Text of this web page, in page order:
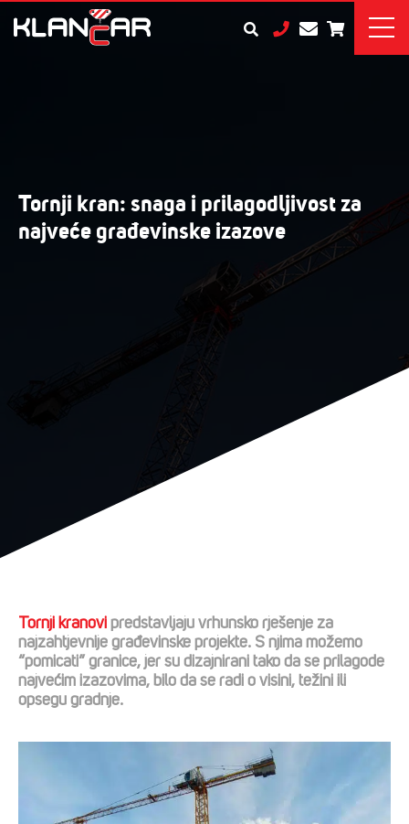
Tornji kran: snaga i prilagodljivost za
najveće građevinske izazove
Tornji kranovi predstavljaju vrhunsko rješenje za
najzahtjevnije građevinske projekte. S njima možemo
“pomicati” granice, jer su dizajnirani tako da se prilagode
najvećim izazovima, bilo da se radi o visini, težini ili
opsegu gradnje.